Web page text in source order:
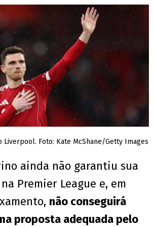
Foto: Kate McShane/Getty Images
ainda não garantiu sua
Premier League e, em
não conseguirá
proposta adequada pelo